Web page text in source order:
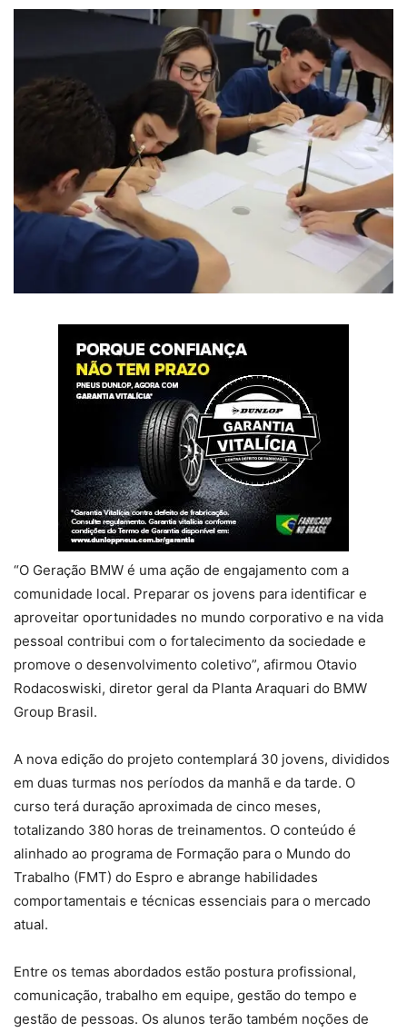
“O Geração BMW é uma ação de engajamento com a
comunidade local. Preparar os jovens para identificar e
aproveitar oportunidades no mundo corporativo e na vida
pessoal contribui com o fortalecimento da sociedade e
promove o desenvolvimento coletivo”, afirmou Otavio
Rodacoswiski, diretor geral da Planta Araquari do BMW
Group Brasil.
A nova edição do projeto contemplará 30 jovens, divididos
em duas turmas nos períodos da manhã e da tarde. O
curso terá duração aproximada de cinco meses,
totalizando 380 horas de treinamentos. O conteúdo é
alinhado ao programa de Formação para o Mundo do
Trabalho (FMT) do Espro e abrange habilidades
comportamentais e técnicas essenciais para o mercado
atual.
Entre os temas abordados estão postura profissional,
comunicação, trabalho em equipe, gestão do tempo e
gestão de pessoas. Os alunos terão também noções de